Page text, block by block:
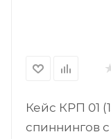
Кейс КРП 01
спиннингов